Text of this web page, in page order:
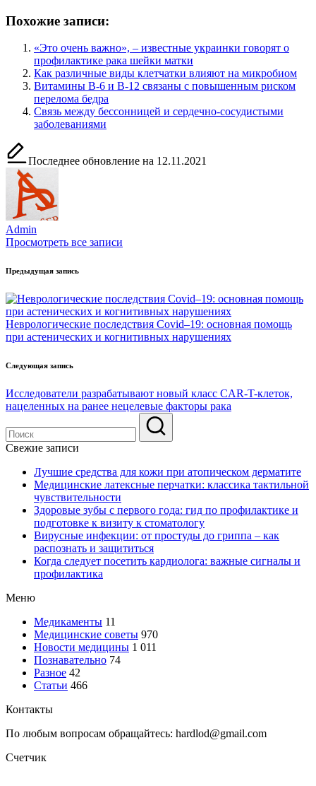
Похожие записи:
«Это очень важно», – известные украинки говорят о
профилактике рака шейки матки
Как различные виды клетчатки влияют на микробиом
Витамины B-6 и B-12 связаны с повышенным риском
перелома бедра
Связь между бессонницей и сердечно-сосудистыми
заболеваниями
Последнее обновление на 12.11.2021
Admin
Просмотреть все записи
Навигация
по
записям
Предыдущая запись
Неврологические последствия Covid–19: основная помощь
при астенических и когнитивных нарушениях
Следующая запись
Исследователи разрабатывают новый класс CAR-T-клеток,
нацеленных на ранее нецелевые факторы рака
Свежие записи
Лучшие средства для кожи при атопическом дерматите
Медицинские латексные перчатки: классика тактильной
чувствительности
Здоровые зубы с первого года: гид по профилактике и
подготовке к визиту к стоматологу
Вирусные инфекции: от простуды до гриппа – как
распознать и защититься
Когда следует посетить кардиолога: важные сигналы и
профилактика
Меню
Медикаменты 11
Медицинские советы 970
Новости медицины 1 011
Познавательно 74
Разное 42
Статьи 466
Контакты
По любым вопросам обращайтесь: hardlod@gmail.com
Счетчик